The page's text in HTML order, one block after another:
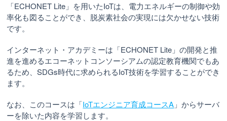
「ECHONET Lite」を用いたIoTは、電力エネルギーの制御や効
率化も図ることができ、脱炭素社会の実現には欠かせない技術
です。
インターネット・アカデミーは「ECHONET Lite」の開発と推
進を進めるエコーネットコンソーシアムの認定教育機関でもあ
るため、SDGs時代に求められるIoT技術を学習することができ
ます。
なお、このコースは「IoTエンジニア育成コースA 」からサーバ
ーを除いた内容を学習します。